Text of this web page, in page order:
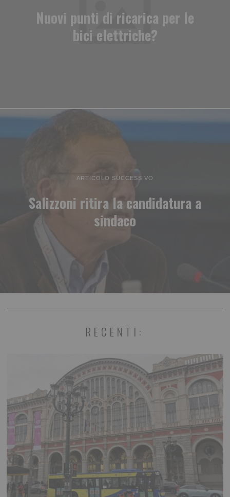
Nuovi punti di ricarica per le
bici elettriche?
ARTICOLO SUCCESSIVO
Salizzoni ritira la candidatura a
sindaco
RECENTI: